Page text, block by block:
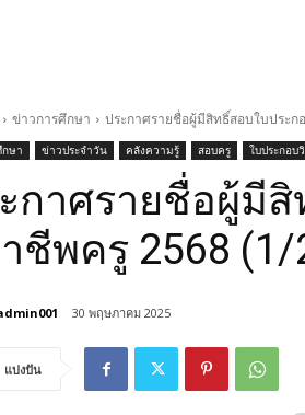
ข่าวการศึกษา ประกาศรายชื่อผู้มีสิทธิ์สอบใบประ
ษา ข่าวประจำวัน คลังความรู้ สอบครู ใบประกอบ
กาศรายชื่อผู้มี
ชีพครู 2568 (1/
30 พฤษภาคม 2025
แบ่งปัน